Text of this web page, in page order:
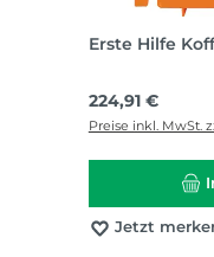
Erste Hilfe
Regulärer Preis:
224,91 €
Preise inkl. MwSt.
Jetzt